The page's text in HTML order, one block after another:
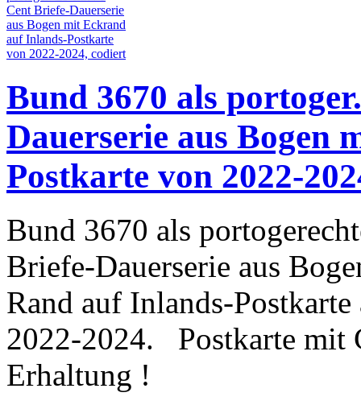
Bund 3670 als
Dauerserie aus Bogen
Postkarte von 2022-
Bund 3670 als
Briefe-Dauerserie aus
Rand auf Inlands-
2022-2024. Postkarte mit
Erhaltung !